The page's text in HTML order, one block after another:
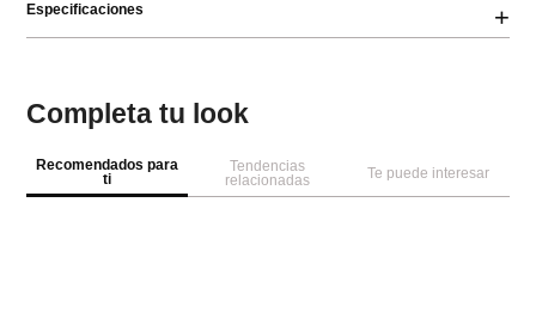
Especificaciones +
Completa tu look
Recomendados para
ti
Tendencias
relacionadas
Te puede interesar